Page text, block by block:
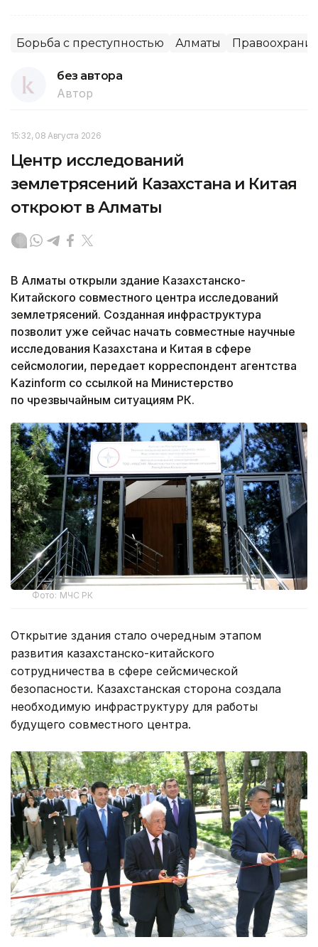
Борьба с преступностью Алматы
без автора
Автор
15:32, 08 Августа 2026
Центр исследований
землетрясений Казахстана и Китая
откроют в Алматы
В Алматы открыли здание Казахстанско-
Китайского совместного центра исследований
землетрясений. Созданная инфраструктура
позволит уже сейчас начать совместные научные
исследования Казахстана и Китая в сфере
сейсмологии, передает корреспондент агентства
Kazinform со ссылкой на Министерство
по чрезвычайным ситуациям РК.
Фото: МЧС РК
Открытие здания стало очередным этапом
развития казахстанско-китайского
сотрудничества в сфере сейсмической
безопасности. Казахстанская сторона создала
необходимую инфраструктуру для работы
будущего совместного центра.